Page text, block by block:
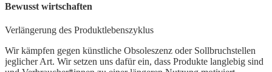
Bewusst wirtschaften
Verlängerung des Produktlebenszyklus
Wir kämpfen gegen künstliche Obsoleszenz oder Sollbruchstellen
jeglicher Art. Wir setzen uns dafür ein, dass Produkte langlebig sind